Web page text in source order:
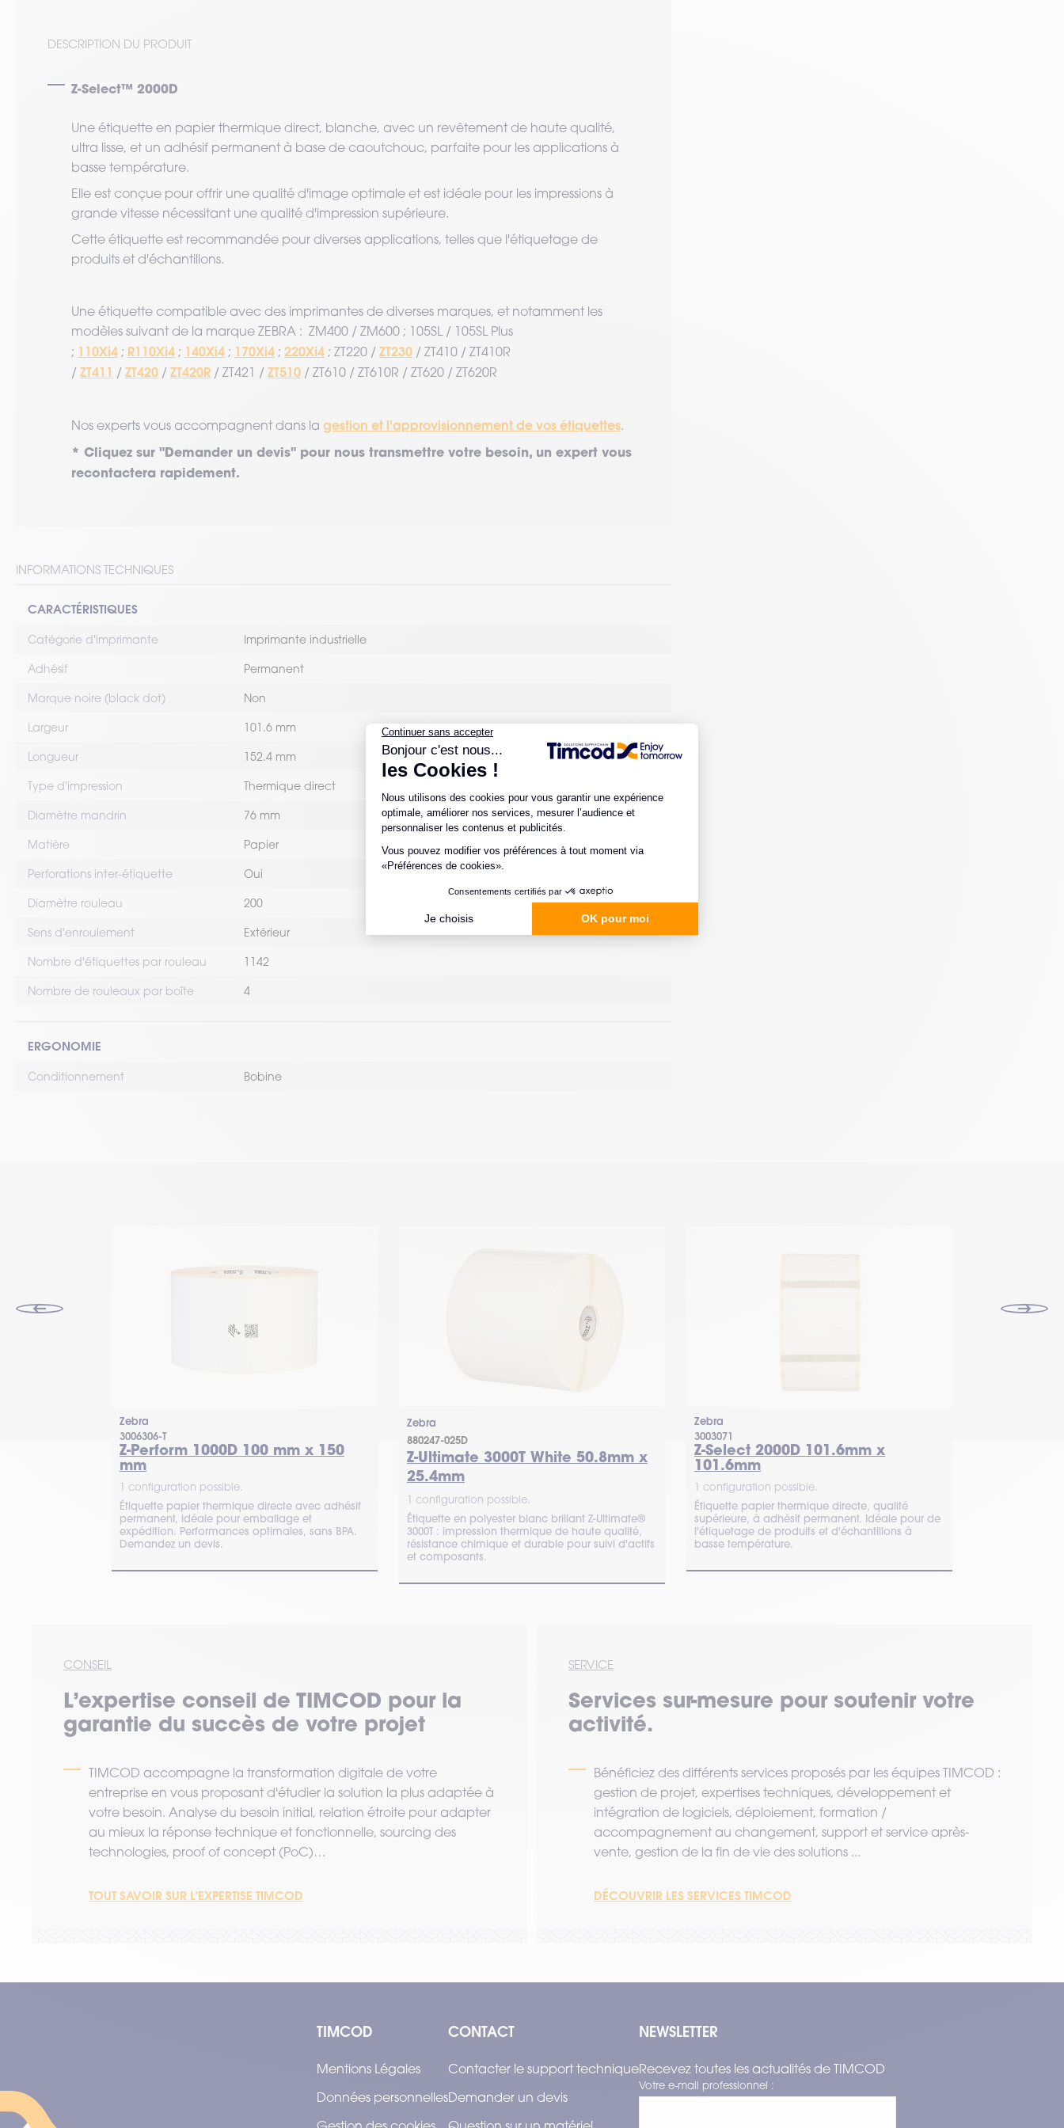
DESCRIPTION DU PRODUIT
Z-Select™ 2000D
Une étiquette en papier thermique direct, blanche, avec un revêtement de haute qualité,
ultra lisse, et un adhésif permanent à base de caoutchouc, parfaite pour les applications à
basse température.
Elle est conçue pour offrir une qualité d'image optimale et est idéale pour les impressions à
grande vitesse nécessitant une qualité d'impression supérieure.
Cette étiquette est recommandée pour diverses applications, telles que l'étiquetage de
produits et d'échantillons.
Une étiquette compatible avec des imprimantes de diverses marques, et notamment les
modèles suivant de la marque ZEBRA : ZM400 / ZM600 ; 105SL / 105SL Plus
; 110Xi4 ; R110Xi4 ; 140Xi4 ; 170Xi4 ; 220Xi4 ; ZT220 / ZT230 / ZT410 / ZT410R
/ ZT411 / ZT420 / ZT420R / ZT421 / ZT510 / ZT610 / ZT610R / ZT620 / ZT620R
Nos experts vous accompagnent dans la gestion et l'approvisionnement de vos étiquettes.
* Cliquez sur "Demander un devis" pour nous transmettre votre besoin, un expert vous
recontactera rapidement.
INFORMATIONS TECHNIQUES
CARACTÉRISTIQUES
Catégorie d'imprimante Imprimante industrielle
Adhésif Permanent
Marque noire (black dot) Non
Largeur 101.6 mm
Longueur 152.4 mm
Type d'impression Thermique direct
Diamètre mandrin 76 mm
Matière Papier
Perforations inter-étiquette Oui
Diamètre rouleau 200
Sens d'enroulement Extérieur
Nombre d'étiquettes par rouleau 1142
Nombre de rouleaux par boîte 4
ERGONOMIE
Conditionnement Bobine
Zebra
3006306-T
Z-Perform 1000D 100 mm x 150
mm
1 configuration possible.
Étiquette papier thermique directe avec adhésif
permanent, idéale pour emballage et
expédition. Performances optimales, sans BPA.
Demandez un devis.
Zebra
880247-025D
Z-Ultimate 3000T White 50.8mm x
25.4mm
1 configuration possible.
Étiquette en polyester blanc brillant Z-Ultimate®
3000T : impression thermique de haute qualité,
résistance chimique et durable pour suivi d'actifs
et composants.
Zebra
3003071
Z-Select 2000D 101.6mm x
101.6mm
1 configuration possible.
Étiquette papier thermique directe, qualité
supérieure, à adhésif permanent. Idéale pour de
l'étiquetage de produits et d'échantillons à
basse température.
CONSEIL
L’expertise conseil de TIMCOD pour la
garantie du succès de votre projet
TIMCOD accompagne la transformation digitale de votre
entreprise en vous proposant d'étudier la solution la plus adaptée à
votre besoin. Analyse du besoin initial, relation étroite pour adapter
au mieux la réponse technique et fonctionnelle, sourcing des
technologies, proof of concept (PoC)…
TOUT SAVOIR SUR L'EXPERTISE TIMCOD
SERVICE
Services sur-mesure pour soutenir votre
activité.
Bénéficiez des différents services proposés par les équipes TIMCOD :
gestion de projet, expertises techniques, développement et
intégration de logiciels, déploiement, formation /
accompagnement au changement, support et service après-
vente, gestion de la fin de vie des solutions ...
DÉCOUVRIR LES SERVICES TIMCOD
TIMCOD
Mentions Légales
Données personnelles
CONTACT
Contacter le support technique
Demander un devis
NEWSLETTER
Recevez toutes les actualités de TIMCOD
Votre e-mail professionnel :